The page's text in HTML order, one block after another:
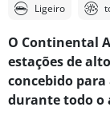
Ligeiro
O Continental
estações de
concebido
durante todo o